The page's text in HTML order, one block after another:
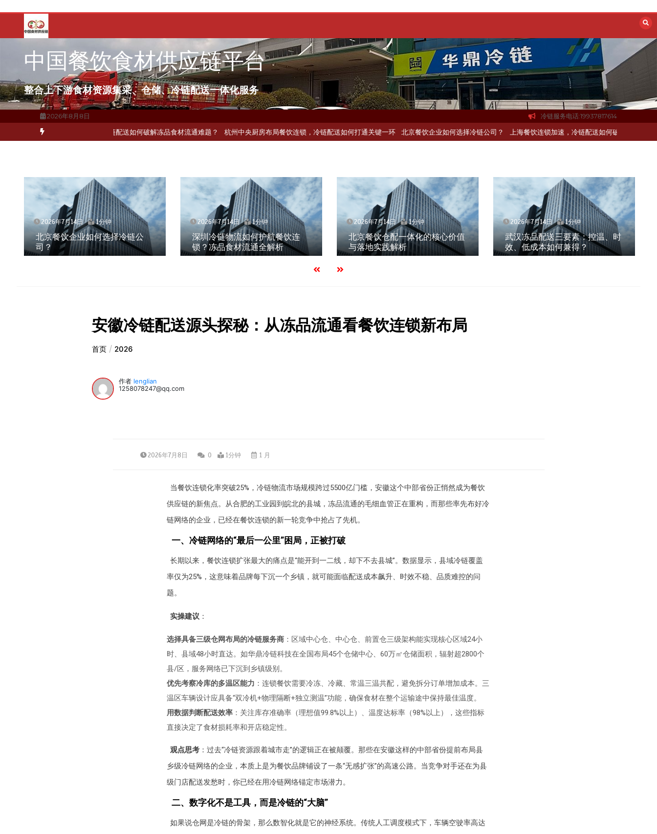
容
中国餐饮食材供应链平台
整合上下游食材资源集采、仓储、冷链配送一体化服务
2026年8月8日 冷链服务电话:19937817614
布局餐饮连锁，冷链配送如何打通关键一环 北京餐饮企业如何选择冷链公司？ 上海餐饮连锁加速，冷链配送如何破解冻品食材流通难题？ 杭州中央厨房布局餐饮连锁，冷链配送如何打通关键一环 北京餐饮企业
年7月14日 1分钟
餐饮企业如何选择冷链公
2026年7月14日 1分钟
深圳冷链物流如何护航餐饮连
锁？冻品食材流通全解析
2026年7月14日 1分钟
北京餐饮仓配一体化的核心价值
与落地实践解析
2026年7月14日 1分钟
武汉冻品配送三要素：控温、时
效、低成本如何兼得？
2026年7月14
上海餐饮连
何破解冻品
安徽冷链配送源头探秘：从冻品流通看餐饮连锁新布局
首页 2026
作者 lenglian
1258078247@qq.com
2026年7月8日 0 1分钟 1 月
当餐饮连锁化率突破25%，冷链物流市场规模跨过5500亿门槛，安徽这个中部省份正悄然成为餐饮
供应链的新焦点。从合肥的工业园到皖北的县城，冻品流通的毛细血管正在重构，而那些率先布好冷
链网络的企业，已经在餐饮连锁的新一轮竞争中抢占了先机。
一、冷链网络的“最后一公里”困局，正被打破
长期以来，餐饮连锁扩张最大的痛点是“能开到一二线，却下不去县城”。数据显示，县域冷链覆盖
率仅为25%，这意味着品牌每下沉一个乡镇，就可能面临配送成本飙升、时效不稳、品质难控的问
题。
实操建议 ：
选择具备三级仓网布局的冷链服务商：区域中心仓、中心仓、前置仓三级架构能实现核心区域24小
时、县域48小时直达。如华鼎冷链科技在全国布局45个仓储中心、60万㎡仓储面积，辐射超2800个
县/区，服务网络已下沉到乡镇级别。
优先考察冷库的多温区能力 ：连锁餐饮需要冷冻、冷藏、常温三温共配，避免拆分订单增加成本。三
温区车辆设计应具备“双冷机+物理隔断+独立测温”功能，确保食材在整个运输途中保持最佳温度。
用数据判断配送效率：关注库存准确率（理想值99.8%以上）、温度达标率（98%以上），这些指标
直接决定了食材损耗率和开店稳定性。
观点思考 ：过去“冷链资源跟着城市走”的逻辑正在被颠覆。那些在安徽这样的中部省份提前布局县
乡级冷链网络的企业，本质上是为餐饮品牌铺设了一条“无感扩张”的高速公路。当竞争对手还在为县
级门店配送发愁时，你已经在用冷链网络锚定市场潜力。
二、数字化不是工具，而是冷链的“大脑”
如果说仓网是冷链的骨架，那么数智化就是它的神经系统。传统人工调度模式下，车辆空驶率高达